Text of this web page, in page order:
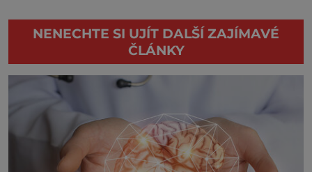
NENECHTE SI UJÍT DALŠÍ ZAJÍMAVÉ
ČLÁNKY